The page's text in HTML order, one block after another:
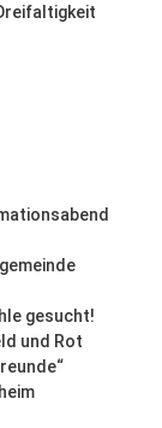
gesucht!
und Rot